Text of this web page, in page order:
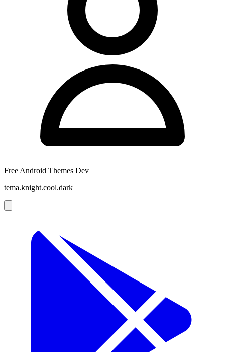
Free Android Themes Dev
tema.knight.cool.dark